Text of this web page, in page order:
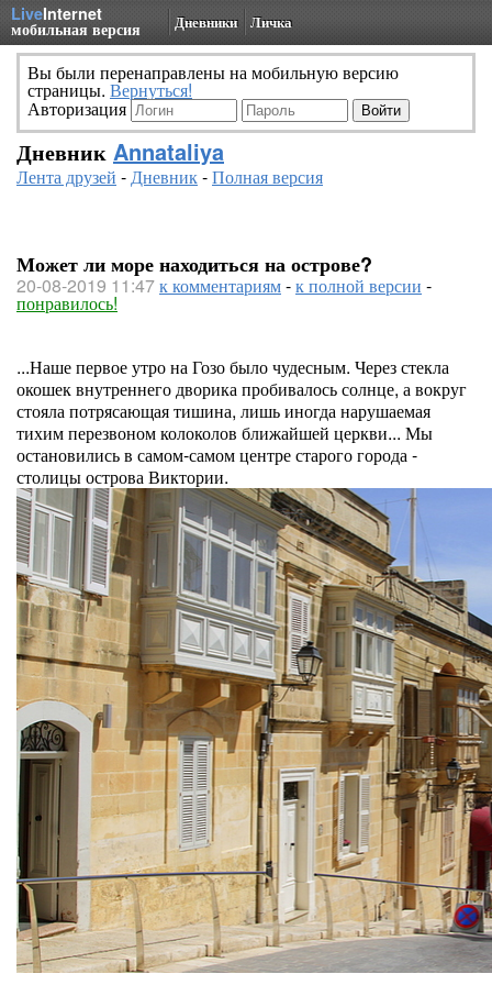
LiveInternet
мобильная версия Дневники Личка
Вы были перенаправлены на мобильную версию
страницы. Вернуться!
Авторизация
Дневник Annataliya
Лента друзей -Дневник-Полная версия
Может ли море находиться на острове?
20-08-2019 11:47к комментариям-к полной версии -
понравилось!
...Наше первое утро на Гозо было чудесным. Через стекла
окошек внутреннего дворика пробивалось солнце, а вокруг
стояла потрясающая тишина, лишь иногда нарушаемая
тихим перезвоном колоколов ближайшей церкви... Мы
остановились в самом-самом центре старого города -
столицы острова Виктории.